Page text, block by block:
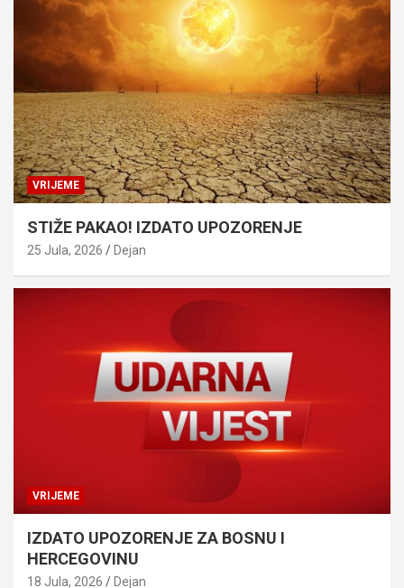
VRIJEME
STIŽE PAKAO! IZDATO UPOZORENJE
25 Jula, 2026 Dejan
VRIJEME
IZDATO UPOZORENJE ZA BOSNU I
HERCEGOVINU
18 Jula, 2026 Dejan